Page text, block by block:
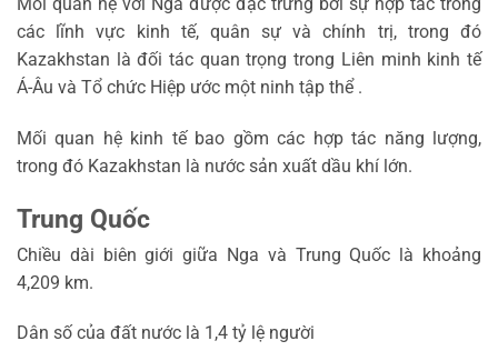
các lĩnh vực kinh tế, quân sự và chính trị, trong đó
Kazakhstan là đối tác quan trọng trong Liên minh kinh tế
Á-Âu và Tổ chức Hiệp ước một ninh tập thể .
Mối quan hệ kinh tế bao gồm các hợp tác năng lượng,
trong đó Kazakhstan là nước sản xuất dầu khí lớn.
Trung Quốc
Chiều dài biên giới giữa Nga và Trung Quốc là khoảng
4,209 km.
Dân số của đất nước là 1,4 tỷ lệ người